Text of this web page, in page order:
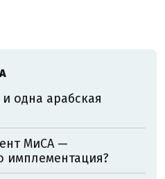
одна арабская
МиСА —
имплементация?